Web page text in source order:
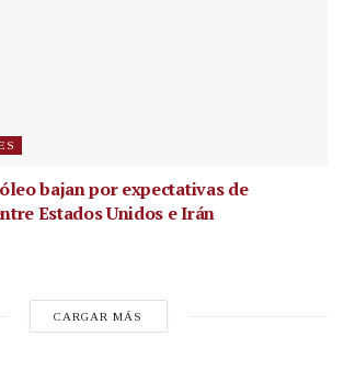
bajan por expectativas de
Estados Unidos e Irán
CARGAR MÁS